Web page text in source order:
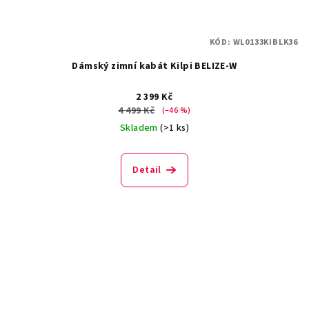
Dámský zimní kabát Kilpi BELIZE-W
2 399 Kč
4 499 Kč
(–46 %)
Skladem(>1 ks)
Detail
KÓD: WL0133KIBLK36